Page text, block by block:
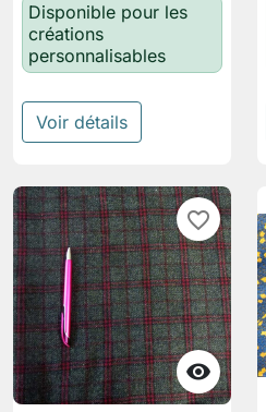
Disponible pour les
créations
personnalisables
Voir détails

favorite_border